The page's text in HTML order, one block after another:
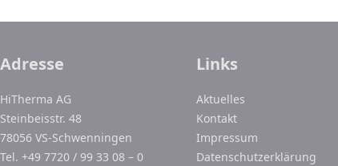
Adresse
HiTherma AG
Steinbeisstr. 48
78056 VS-Schwenningen
Tel. +49 7720 / 99 33 08 – 0
Links
Aktuelles
Kontakt
Impressum
Datenschutzerklärung